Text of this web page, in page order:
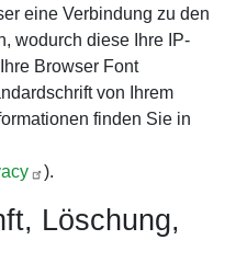
eine Verbindung zu den
wodurch diese Ihre IP-
Browser Font
von Ihrem
finden Sie in
).
Löschung,